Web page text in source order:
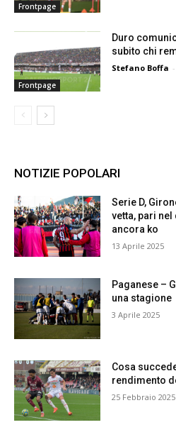
Frontpage
Frontpage
Duro
subito chi
Stefano Boffa -
NOTIZIE POPOLARI
Serie D,
vetta, pari
ancora ko
13 Aprile 2025
Paganese –
una stagione
3 Aprile 2025
Cosa
rendimento
25 Febbraio 2025